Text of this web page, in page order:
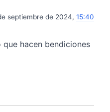
septiembre de 2024, 15:40
hacen bendiciones